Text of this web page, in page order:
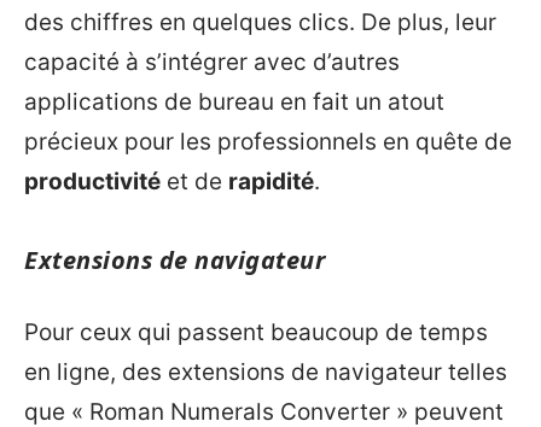
des chiffres en quelques clics. De plus, leur
capacité à s’intégrer avec d’autres
applications de bureau en fait un atout
précieux pour les professionnels en quête de
productivité et de rapidité.
Extensions de navigateur
Pour ceux qui passent beaucoup de temps
en ligne, des extensions de navigateur telles
que « Roman Numerals Converter » peuvent